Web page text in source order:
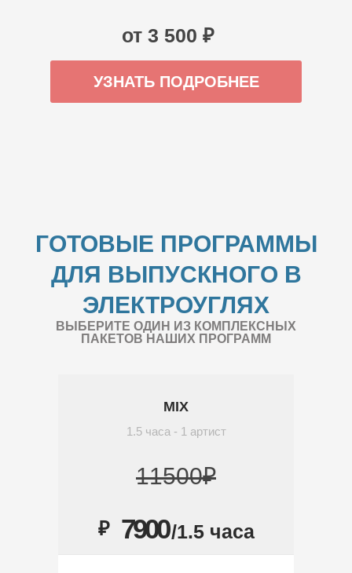
от 3 500 ₽
УЗНАТЬ ПОДРОБНЕЕ
ГОТОВЫЕ ПРОГРАММЫ
ДЛЯ ВЫПУСКНОГО В
ЭЛЕКТРОУГЛЯХ
ВЫБЕРИТЕ ОДИН ИЗ КОМПЛЕКСНЫХ
ПАКЕТОВ НАШИХ ПРОГРАММ
MIX
1.5 часа - 1 артист
11500₽
₽ 7900/1.5 часа